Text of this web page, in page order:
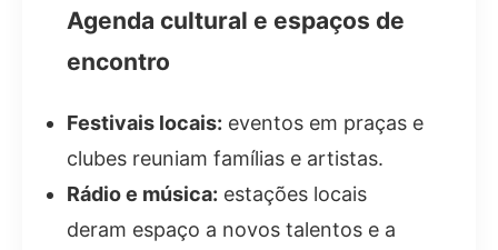
Agenda cultural e espaços de
encontro
Festivais locais: eventos em praças e
clubes reuniam famílias e artistas.
Rádio e música: estações locais
deram espaço a novos talentos e a